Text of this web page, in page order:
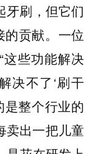
牙刷，但它们
的贡献。一位
些功能解决
决不了‘刷干
是整个行业的
出一把儿童